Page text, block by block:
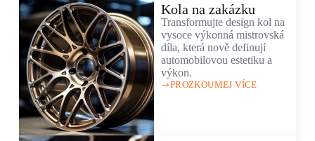
Kola na zakázku
Transformujte design kol na
vysoce výkonná mistrovská
díla, která nově definují
automobilovou estetiku a
výkon.
PROZKOUMEJ VÍCE